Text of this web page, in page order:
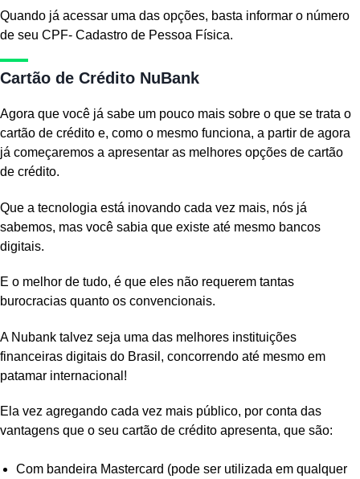
Quando já acessar uma das opções, basta informar o número
de seu CPF- Cadastro de Pessoa Física.
Cartão de Crédito NuBank
Agora que você já sabe um pouco mais sobre o que se trata o
cartão de crédito e, como o mesmo funciona, a partir de agora
já começaremos a apresentar as melhores opções de cartão
de crédito.
Que a tecnologia está inovando cada vez mais, nós já
sabemos, mas você sabia que existe até mesmo bancos
digitais.
E o melhor de tudo, é que eles não requerem tantas
burocracias quanto os convencionais.
A Nubank talvez seja uma das melhores instituições
financeiras digitais do Brasil, concorrendo até mesmo em
patamar internacional!
Ela vez agregando cada vez mais público, por conta das
vantagens que o seu cartão de crédito apresenta, que são:
Com bandeira Mastercard (pode ser utilizada em qualquer